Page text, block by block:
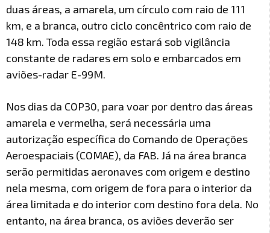
duas áreas, a amarela, um círculo com raio de 111
km, e a branca, outro ciclo concêntrico com raio de
148 km. Toda essa região estará sob vigilância
constante de radares em solo e embarcados em
aviões-radar E-99M.
Nos dias da COP30, para voar por dentro das áreas
amarela e vermelha, será necessária uma
autorização específica do Comando de Operações
Aeroespaciais (COMAE), da FAB. Já na área branca
serão permitidas aeronaves com origem e destino
nela mesma, com origem de fora para o interior da
área limitada e do interior com destino fora dela. No
entanto, na área branca, os aviões deverão ser